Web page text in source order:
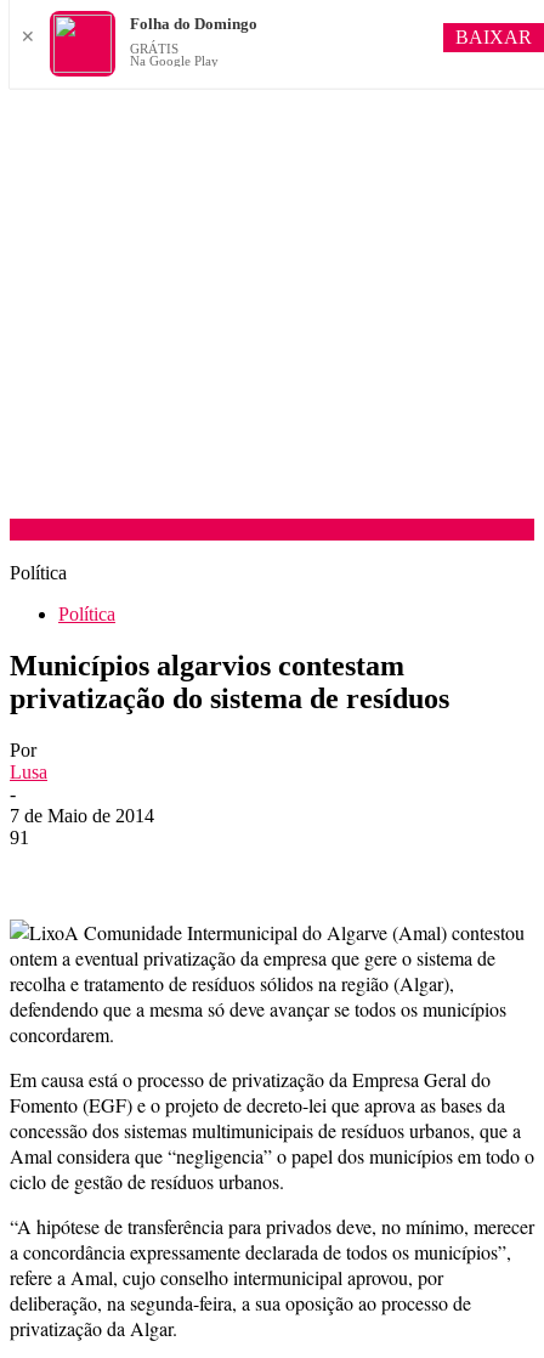
Política
Política
Municípios algarvios contestam
privatização do sistema de resíduos
Por
Lusa
-
7 de Maio de 2014
91
A Comunidade Intermunicipal do Algarve (Amal) contestou
ontem a eventual privatização da empresa que gere o sistema de
recolha e tratamento de resíduos sólidos na região (Algar),
defendendo que a mesma só deve avançar se todos os municípios
concordarem.
Em causa está o processo de privatização da Empresa Geral do
Fomento (EGF) e o projeto de decreto-lei que aprova as bases da
concessão dos sistemas multimunicipais de resíduos urbanos, que a
Amal considera que “negligencia” o papel dos municípios em todo o
ciclo de gestão de resíduos urbanos.
“A hipótese de transferência para privados deve, no mínimo, merecer
a concordância expressamente declarada de todos os municípios”,
refere a Amal, cujo conselho intermunicipal aprovou, por
deliberação, na segunda-feira, a sua oposição ao processo de
privatização da Algar.
✕
Folha do Domingo
GRÁTIS
Na Google Play
BAIXAR